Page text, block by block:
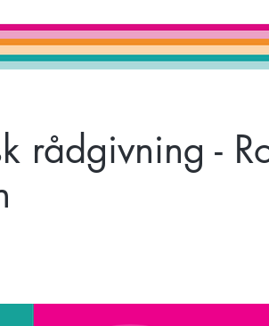
rådgivning -